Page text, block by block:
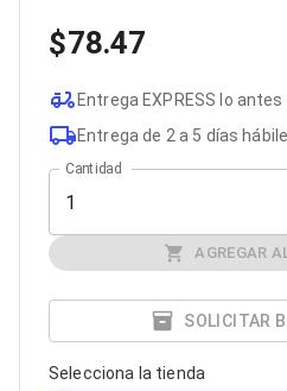
Adaptadores Audio AUX
Adaptadores Audio USB
Mouse
Mousepads
Teclados Numéricos
Controles de Juego para PC
Accesorios para Servidores
Racks y Gabinetes
Charolas para Racks y
Cableado Estructurado para
Cables KVM
Fuentes de Poder
78.47
Entrega EXPRESS lo
Entrega de 2 a 5 días
Cantidad
AGREGAR
SOLICITAR
Selecciona la tienda